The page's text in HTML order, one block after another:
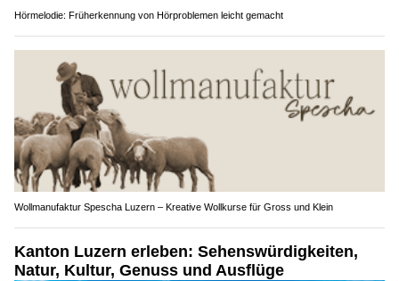
Hörmelodie: Früherkennung von Hörproblemen leicht gemacht
Wollmanufaktur Spescha Luzern – Kreative Wollkurse für Gross und Klein
Kanton Luzern erleben: Sehenswürdigkeiten,
Natur, Kultur, Genuss und Ausflüge